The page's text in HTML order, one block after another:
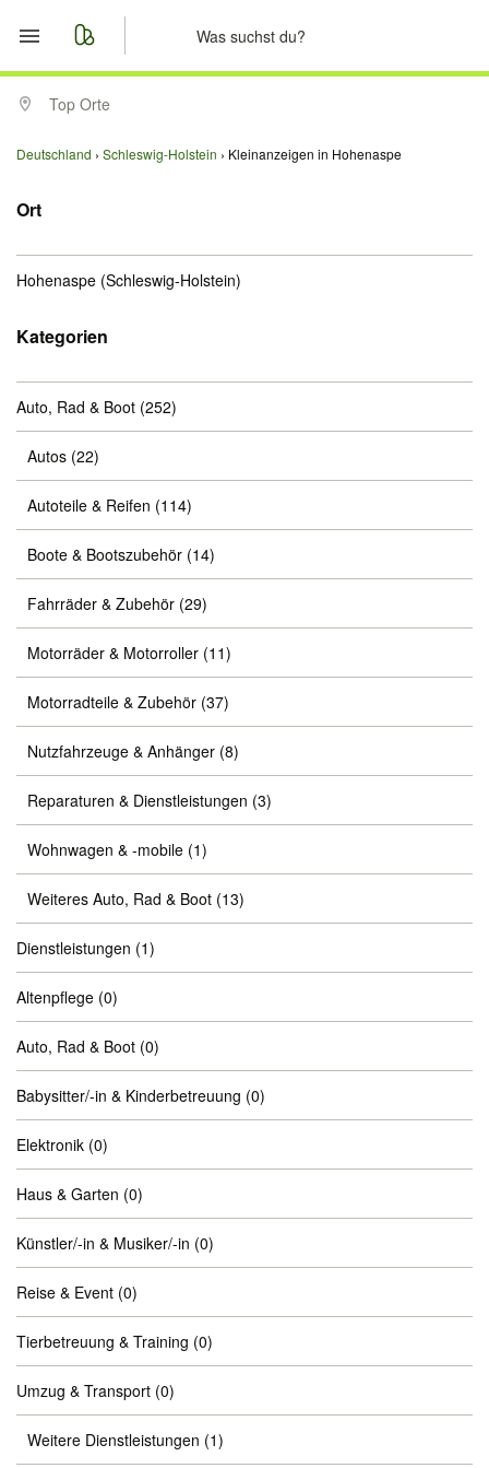
Start
Merkliste
Anzeige aufgeben
Top Orte
Deutschland Schleswig-Holstein Kleinanzeigen in Hohenaspe
Ort
Hohenaspe (Schleswig-Holstein)
Kategorien
Auto, Rad & Boot (252)
Autos (22)
Autoteile & Reifen (114)
Boote & Bootszubehör (14)
Fahrräder & Zubehör (29)
Motorräder & Motorroller (11)
Motorradteile & Zubehör (37)
Nutzfahrzeuge & Anhänger (8)
Reparaturen & Dienstleistungen (3)
Wohnwagen & -mobile (1)
Weiteres Auto, Rad & Boot (13)
Dienstleistungen (1)
Altenpflege (0)
Auto, Rad & Boot (0)
Babysitter/-in & Kinderbetreuung (0)
Elektronik (0)
Haus & Garten (0)
Künstler/-in & Musiker/-in (0)
Reise & Event (0)
Tierbetreuung & Training (0)
Umzug & Transport (0)
Weitere Dienstleistungen (1)